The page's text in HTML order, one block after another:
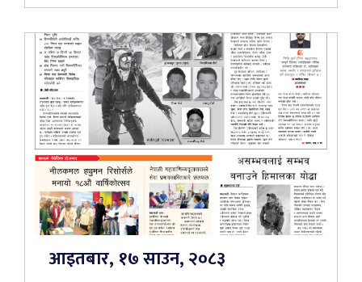
आइतबार, १७ साउन, २०८३